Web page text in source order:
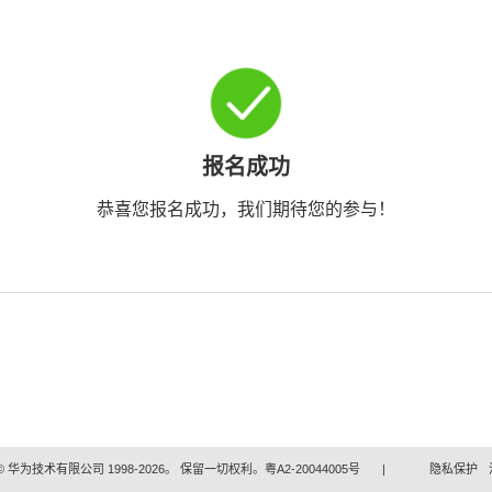
报名成功
恭喜您报名成功，我们期待您的参与！
华为技术有限公司 1998-2026。 保留一切权利。粤A2-20044005号 | 隐私保护